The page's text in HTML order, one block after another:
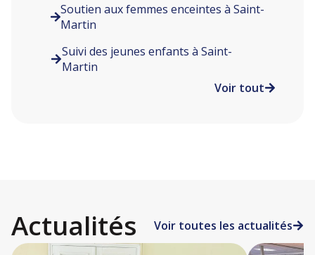
Soutien aux femmes enceintes à Saint-
Martin
Suivi des jeunes enfants à Saint-
Martin
Voir tout
Actualités Voir toutes les actualités